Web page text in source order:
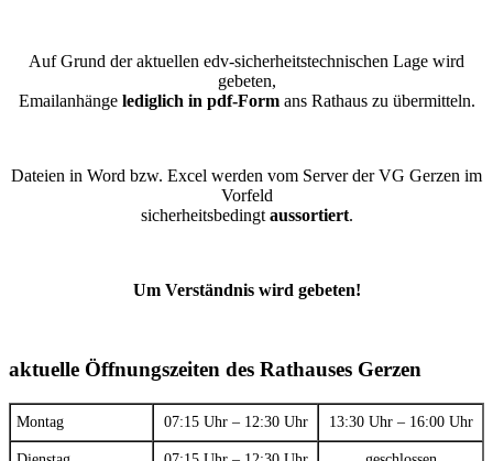
Auf Grund der aktuellen edv-sicherheitstechnischen Lage wird
gebeten,
Emailanhänge lediglich in pdf-Formans Rathaus zu übermitteln.
Dateien in Word bzw. Excel werden vom Server der VG Gerzen im
Vorfeld
sicherheitsbedingt aussortiert.
Um Verständnis wird gebeten!
aktuelle Öffnungszeiten des Rathauses Gerzen
Montag 07:15 Uhr – 12:30 Uhr 13:30 Uhr – 16:00 Uhr